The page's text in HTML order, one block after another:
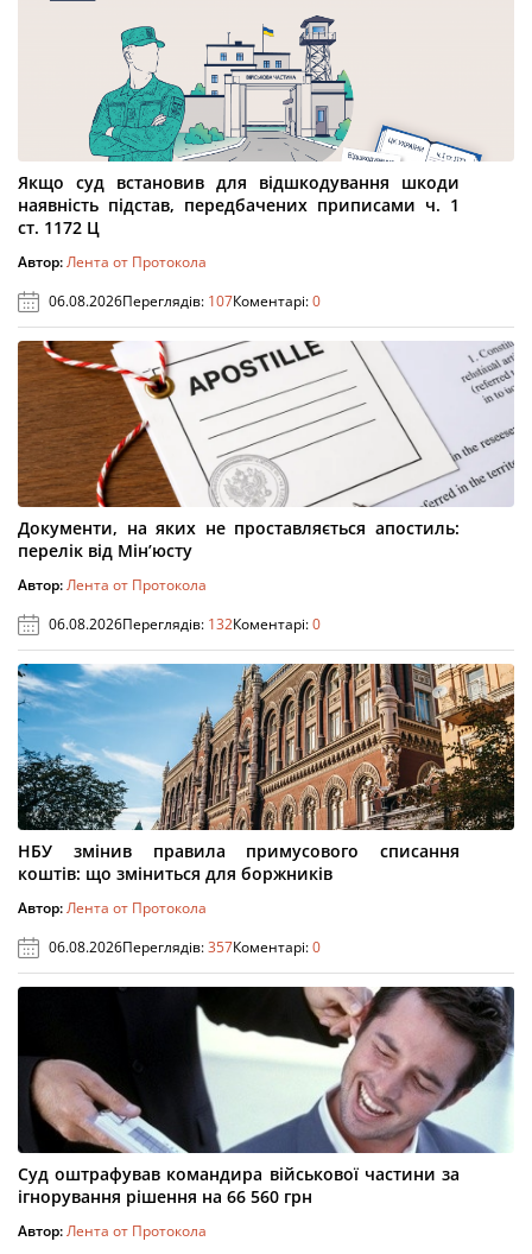
Якщо суд встановив для відшкодування шкоди
наявність підстав, передбачених приписами ч. 1
ст. 1172 Ц
Автор:Лента от Протокола
06.08.2026Переглядів: 107Коментарі:0
Документи, на яких не проставляється апостиль:
перелік від Мін’юсту
Автор:Лента от Протокола
06.08.2026Переглядів: 132Коментарі:0
НБУ змінив правила примусового списання
коштів: що зміниться для боржників
Автор:Лента от Протокола
06.08.2026Переглядів:357Коментарі:0
Суд оштрафував командира військової частини за
ігнорування рішення на 66 560 грн
Автор:Лента от Протокола